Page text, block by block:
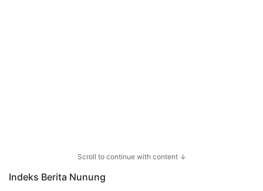
Scroll to continue with content ↓
Indeks Berita Nunung